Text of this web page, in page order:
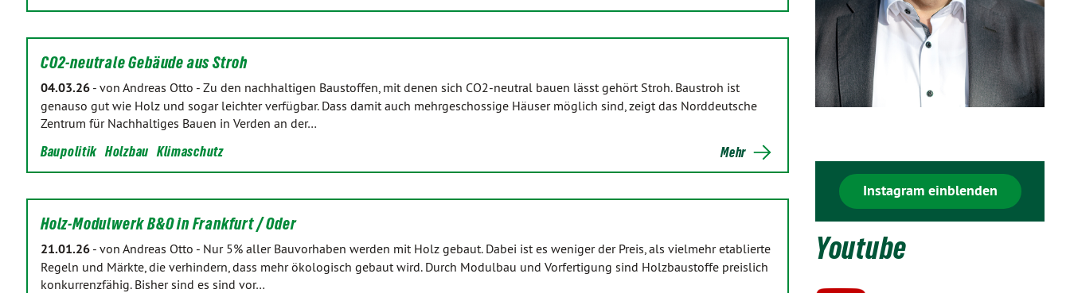
CO2-neutrale Gebäude aus Stroh
04.03.26 - von Andreas Otto - Zu den nachhaltigen Baustoffen, mit denen sich CO2-neutral bauen lässt gehört Stroh. Baustroh ist
genauso gut wie Holz und sogar leichter verfügbar. Dass damit auch mehrgeschossige Häuser möglich sind, zeigt das Norddeutsche
Zentrum für Nachhaltiges Bauen in Verden an der…
Baupolitik Holzbau Klimaschutz Mehr
Holz-Modulwerk B&O in Frankfurt / Oder
21.01.26 - von Andreas Otto - Nur 5% aller Bauvorhaben werden mit Holz gebaut. Dabei ist es weniger der Preis, als vielmehr etablierte
Regeln und Märkte, die verhindern, dass mehr ökologisch gebaut wird. Durch Modulbau und Vorfertigung sind Holzbaustoffe preislich
konkurrenzfähig. Bisher sind es sind vor…
Instagram einblenden
Youtube